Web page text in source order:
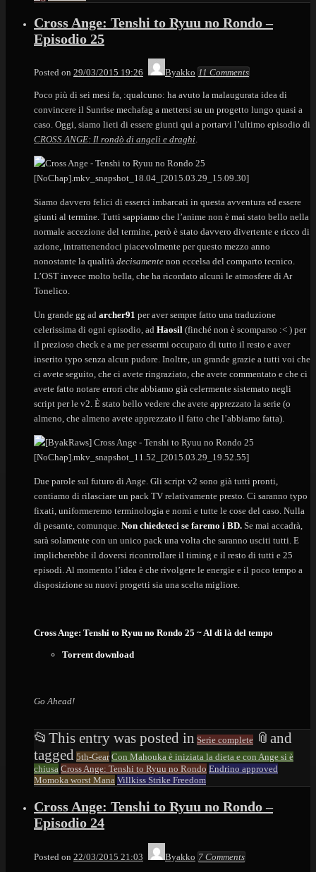
Cross Ange: Tenshi to Ryuu no Rondo –
Episodio 25
Posted on 29/03/2015 19:26 Byakko 11 Comments
Poco più di sei mesi fa, :qualcuno: ha avuto la malaugurata idea di
convincere il Sunrise mechafag a mettersi su un progetto lungo quasi a
caso. Oggi, siamo lieti di essere giunti qui a portarvi l’ultimo episodio di
CROSS ANGE: Il rondò di angeli e draghi.
Siamo davvero felici di esserci imbarcati in questa avventura ed essere
giunti al termine. Tutti sappiamo che l’anime non è mai stato bello nella
normale accezione del termine, però è stato davvero divertente e ricco di
azione, intrattenendoci piacevolmente per questo mezzo anno
nonostante la qualità decisamente non eccelsa del comparto tecnico.
L’OST invece molto bella, che ha ricordato alcuni le atmosfere di Ar
Tonelico.
Un grande gg ad archer91 per aver sempre fatto una traduzione
celerissima di ogni episodio, ad Haosil (finché non è scomparso :< ) per
il prezioso check e a me per essermi occupato di tutto il resto e aver
inserito typo senza alcun pudore. Inoltre, un grande grazie a tutti voi che
ci avete seguito, che ci avete ringraziato, che avete commentato e che ci
avete fatto notare errori che abbiamo già celermente sistemato negli
script per le v2. È stato bello vedere che avete apprezzato la serie (o
almeno, che almeno avete apprezzato il fatto che l’abbiamo fatta).
Due parole sul futuro di Ange. Gli script v2 sono già tutti pronti,
contiamo di rilasciare un pack TV relativamente presto. Ci saranno typo
fixati, uniformeremo terminologia e nomi e tutte le cose del caso. Nulla
di pesante, comunque. Non chiedeteci se faremo i BD. Se mai accadrà,
sarà solamente con un unico pack una volta che saranno usciti tutti. E
implicherebbe il doversi ricontrollare il timing e il resto di tutti e 25
episodi. Al momento l’idea è che rivolgere le energie e il poco tempo a
disposizione su nuovi progetti sia una scelta migliore.
Cross Ange: Tenshi to Ryuu no Rondo 25 ~ Al di là del tempo
Torrent download
Go Ahead!
📂 This entry was posted in Serie complete 📎 and
tagged 5th-Gear Con Mahouka è iniziata la dieta e con Ange si è
chiusa Cross Ange: Tenshi to Ryuu no Rondo Endrino approved
Momoka worst Mana Villkiss Strike Freedom
Cross Ange: Tenshi to Ryuu no Rondo –
Episodio 24
Posted on 22/03/2015 21:03 Byakko 7 Comments